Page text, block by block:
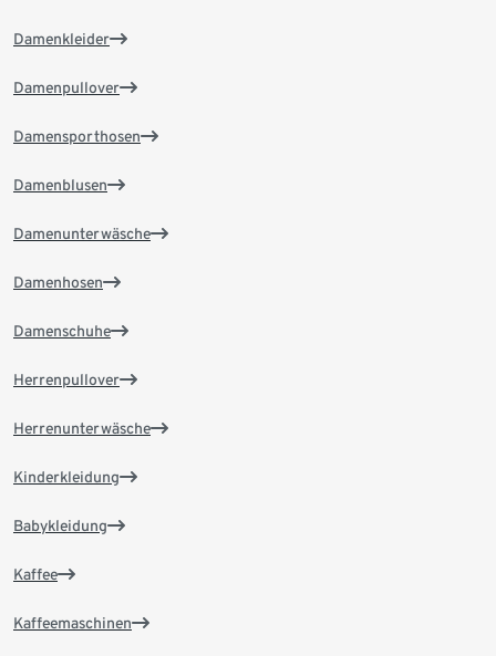
Damenkleider
Damenpullover
Damensporthosen
Damenblusen
Damenunterwäsche
Damenhosen
Damenschuhe
Herrenpullover
Herrenunterwäsche
Kinderkleidung
Babykleidung
Kaffee
Kaffeemaschinen